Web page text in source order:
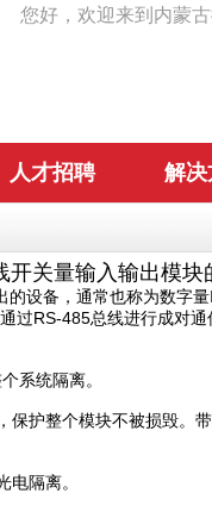
您好，欢迎来到内蒙
人才招聘 解决
开关量输入输出模块
设备，通常也称为数字
过RS-485总线进行成对
系统隔离。
护整个模块不被损毁。
隔离。